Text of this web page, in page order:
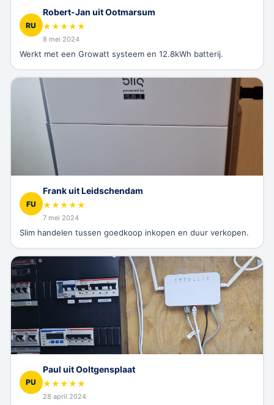
RU
Robert-Jan uit Ootmarsum
★★★★★
8 mei 2024
Werkt met een Growatt systeem en 12.8kWh batterij.
FU
Frank uit Leidschendam
★★★★★
7 mei 2024
Slim handelen tussen goedkoop inkopen en duur verkopen.
PU
Paul uit Ooltgensplaat
★★★★★
28 april 2024